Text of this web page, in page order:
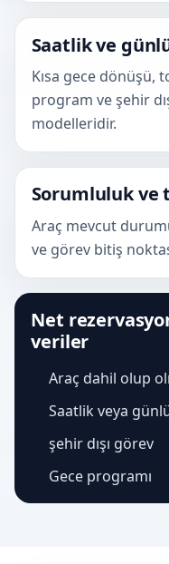
Saatlik ve
Kısa gece dönüşü,
program ve şehir
modelleridir.
Sorumluluk ve
Araç mevcut
ve görev bitiş
Net
veriler
Araç dahil olup
Saatlik veya
şehir dışı görev
Gece programı